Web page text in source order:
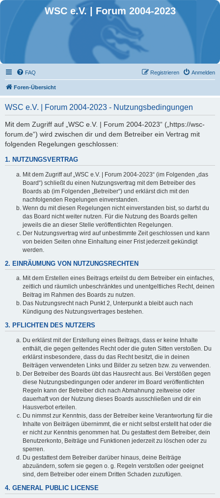
WSC e.V. | Forum 2004-2023
FAQ Anmelden
Registrieren
Foren-Übersicht
WSC e.V. | Forum 2004-2023 - Nutzungsbedingungen
Mit dem Zugriff auf „WSC e.V. | Forum 2004-2023“ („https://wsc-
forum.de“) wird zwischen dir und dem Betreiber ein Vertrag mit
folgenden Regelungen geschlossen:
1. NUTZUNGSVERTRAG
Mit dem Zugriff auf „WSC e.V. | Forum 2004-2023“ (im Folgenden „das
Board“) schließt du einen Nutzungsvertrag mit dem Betreiber des
Boards ab (im Folgenden „Betreiber“) und erklärst dich mit den
nachfolgenden Regelungen einverstanden.
Wenn du mit diesen Regelungen nicht einverstanden bist, so darfst du
das Board nicht weiter nutzen. Für die Nutzung des Boards gelten
jeweils die an dieser Stelle veröffentlichten Regelungen.
Der Nutzungsvertrag wird auf unbestimmte Zeit geschlossen und kann
von beiden Seiten ohne Einhaltung einer Frist jederzeit gekündigt
werden.
2. EINRÄUMUNG VON NUTZUNGSRECHTEN
Mit dem Erstellen eines Beitrags erteilst du dem Betreiber ein einfaches,
zeitlich und räumlich unbeschränktes und unentgeltliches Recht, deinen
Beitrag im Rahmen des Boards zu nutzen.
Das Nutzungsrecht nach Punkt 2, Unterpunkt a bleibt auch nach
Kündigung des Nutzungsvertrages bestehen.
3. PFLICHTEN DES NUTZERS
Du erklärst mit der Erstellung eines Beitrags, dass er keine Inhalte
enthält, die gegen geltendes Recht oder die guten Sitten verstoßen. Du
erklärst insbesondere, dass du das Recht besitzt, die in deinen
Beiträgen verwendeten Links und Bilder zu setzen bzw. zu verwenden.
Der Betreiber des Boards übt das Hausrecht aus. Bei Verstößen gegen
diese Nutzungsbedingungen oder anderer im Board veröffentlichten
Regeln kann der Betreiber dich nach Abmahnung zeitweise oder
dauerhaft von der Nutzung dieses Boards ausschließen und dir ein
Hausverbot erteilen.
Du nimmst zur Kenntnis, dass der Betreiber keine Verantwortung für die
Inhalte von Beiträgen übernimmt, die er nicht selbst erstellt hat oder die
er nicht zur Kenntnis genommen hat. Du gestattest dem Betreiber, dein
Benutzerkonto, Beiträge und Funktionen jederzeit zu löschen oder zu
sperren.
Du gestattest dem Betreiber darüber hinaus, deine Beiträge
abzuändern, sofern sie gegen o. g. Regeln verstoßen oder geeignet
sind, dem Betreiber oder einem Dritten Schaden zuzufügen.
4. GENERAL PUBLIC LICENSE